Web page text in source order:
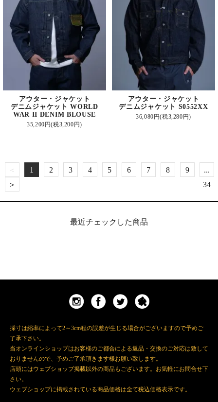
アウター・ジャケット
デニムジャケット WORLD
WAR II DENIM BLOUSE
35,200円(税3,200円)
アウター・ジャケット
デニムジャケット S0552XX
36,080円(税3,280円)
＜ 1 2 3 4 5 6 7 8 9
...
34
＞
最近チェックした商品
採寸は縮率によって2～3cm程の誤差が生じる場合がございますので予めご
了承下さい。
当オンラインショップはお客様のご都合による返品・交換のご対応は致して
おりませんので、予めご了承頂きます様お願い致します。
店頭にはウェブショップ掲載以外の商品もございます。お気軽にお問合せ下
さい。
ウェブショップに掲載されている商品価格は全て税込価格表示です。